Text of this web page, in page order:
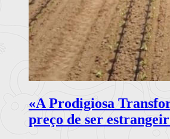
«A Prodigiosa
preço de ser